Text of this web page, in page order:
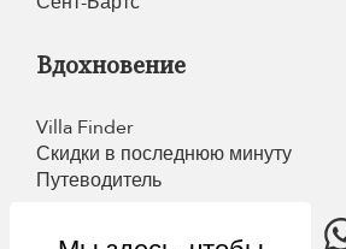
Вдохновение
Villa Finder
Скидки в последнюю минуту
Путеводитель